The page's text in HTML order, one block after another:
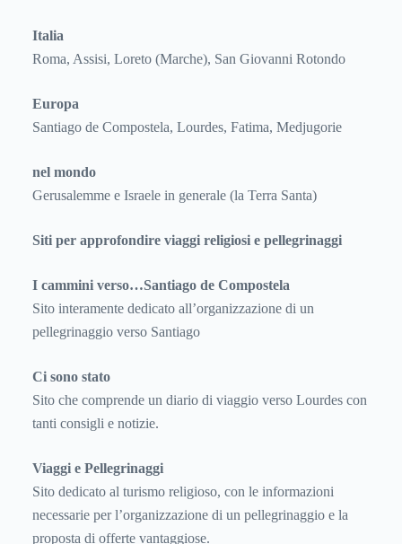
Italia
Roma, Assisi, Loreto (Marche), San Giovanni Rotondo
Europa
Santiago de Compostela, Lourdes, Fatima, Medjugorie
nel mondo
Gerusalemme e Israele in generale (la Terra Santa)
Siti per approfondire viaggi religiosi e pellegrinaggi
I cammini verso…Santiago de Compostela
Sito interamente dedicato all’organizzazione di un
pellegrinaggio verso Santiago
Ci sono stato
Sito che comprende un diario di viaggio verso Lourdes con
tanti consigli e notizie.
Viaggi e Pellegrinaggi
Sito dedicato al turismo religioso, con le informazioni
necessarie per l’organizzazione di un pellegrinaggio e la
proposta di offerte vantaggiose.